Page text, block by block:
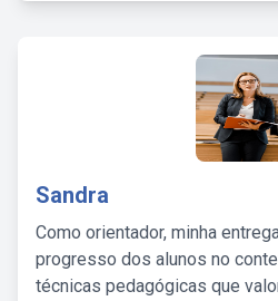
Sandra
Como orientador, minha
progresso dos alunos no
técnicas pedagógicas que